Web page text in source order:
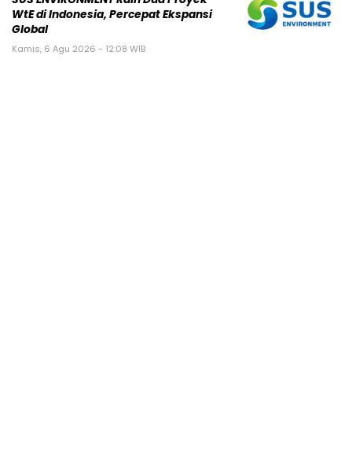
WtE di Indonesia, Percepat Ekspansi
Global
Kamis, 6 Agu 2026 - 12:08 WIB